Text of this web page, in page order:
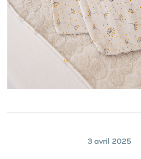
3 avril 2025